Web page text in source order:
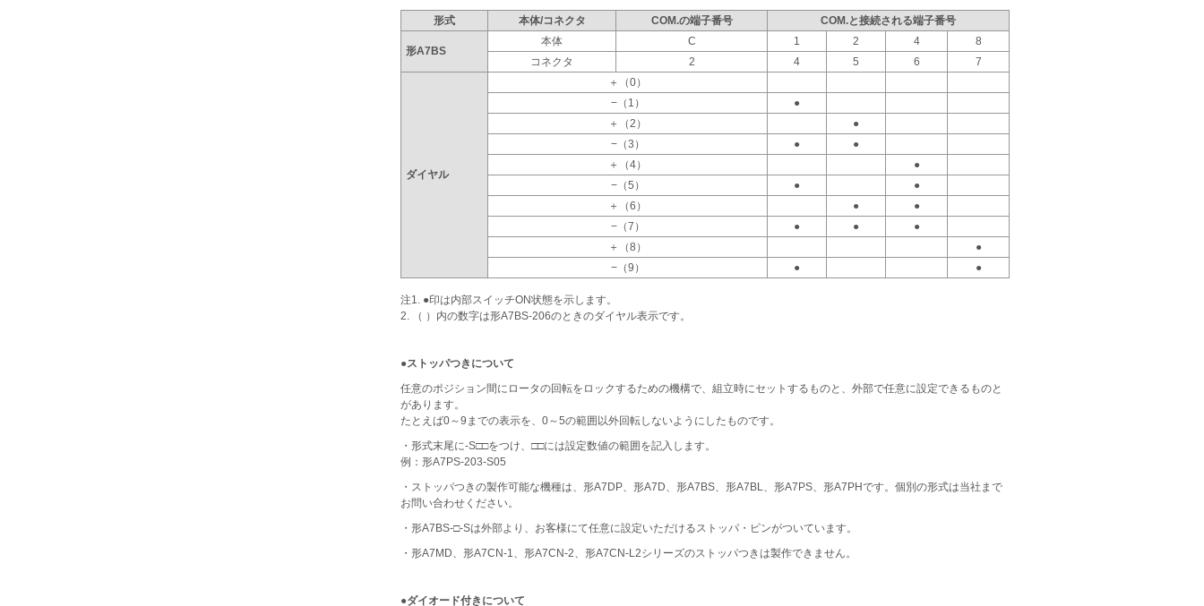
形式 本体/コネクタ COM.の端子番号 COM.と接続される端子番号
形A7BS
本体 C 1 2 4
8
コネクタ
2 4 5 6 7
ダイヤル
＋（0）
−（1）
●
＋（2）
●
−（3）
●
●
＋（4）
●
−（5）
●
●
＋（6）
●
●
−（7）
● ●
●
＋（8）
●
−（9）
● ●
注1. ●印は内部スイッチON状態を示します。
2. （ ）内の数字は形A7BS-206のときのダイヤル表示です。
●ストッパつきについて
任意のポジション間にロータの回転をロックするための機構で、組立時にセットするものと、外部で任意に設定できるものと
があります。
たとえば0～9までの表示を、0～5の範囲以外回転しないようにしたものです。
・形式末尾に-S□□をつけ、□□には設定数値の範囲を記入します。
例：形A7PS-203-S05
・ストッパつきの製作可能な機種は、形A7DP、形A7D、形A7BS、形A7BL、形A7PS、形A7PHです。個別の形式は当社まで
お問い合わせください。
・形A7BS-□-Sは外部より、お客様にて任意に設定いただけるストッパ・ピンがついています。
・形A7MD、形A7CN-1、形A7CN-2、形A7CN-L2シリーズのストッパつきは製作できません。
●ダイオード付きについて